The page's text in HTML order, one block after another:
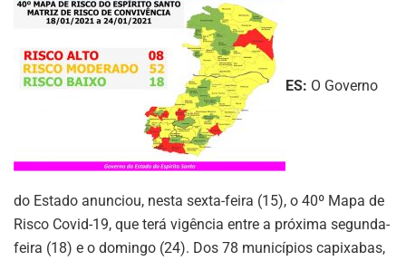
ES: O Governo
do Estado anunciou, nesta sexta-feira (15), o 40º Mapa de
Risco Covid-19, que terá vigência entre a próxima segunda-
feira (18) e o domingo (24). Dos 78 municípios capixabas,